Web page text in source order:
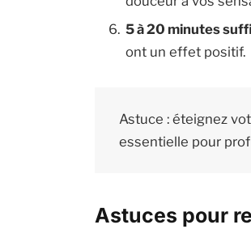
5 à 20 minutes
ont un effet positif.
Astuce : éteignez
essentielle pour
Astuces pour